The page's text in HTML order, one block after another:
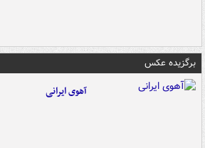
برگزیده عکس
آهوی ایرانی